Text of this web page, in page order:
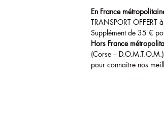
En France
TRANSPORT
Supplément de 35 €
Hors France
(Corse –
pour connaître nos